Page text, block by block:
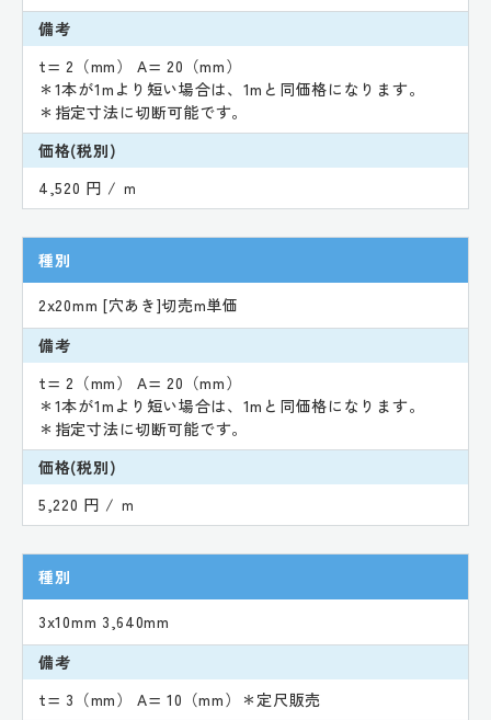
備考
t= 2（mm） A= 20（mm）
＊1本が1mより短い場合は、1mと同価格になります。
＊指定寸法に切断可能です。
価格(税別)
4,520 円 / ｍ
種別
2x20mm [穴あき]切売m単価
備考
t= 2（mm） A= 20（mm）
＊1本が1mより短い場合は、1mと同価格になります。
＊指定寸法に切断可能です。
価格(税別)
5,220 円 / ｍ
種別
3x10mm 3,640mm
備考
t= 3（mm） A= 10（mm）＊定尺販売